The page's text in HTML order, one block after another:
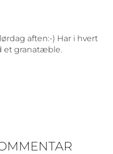
aften:-) Har i hvert
et granatæble.